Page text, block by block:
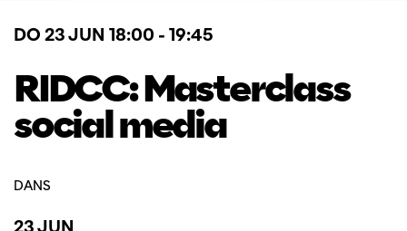
RIDCC: Masterclass
social media
DO 23 JUN 18:00 - 19:45
DANS